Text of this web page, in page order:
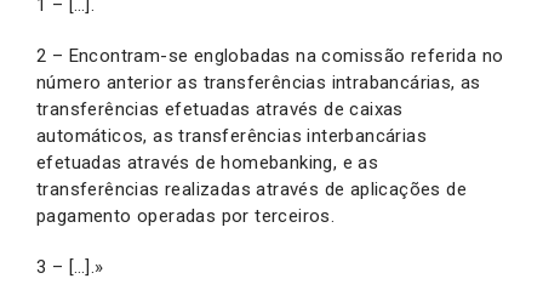
1 – […].
2 – Encontram-se englobadas na comissão referida no
número anterior as transferências intrabancárias, as
transferências efetuadas através de caixas
automáticos, as transferências interbancárias
efetuadas através de homebanking, e as
transferências realizadas através de aplicações de
pagamento operadas por terceiros.
3 – […].»